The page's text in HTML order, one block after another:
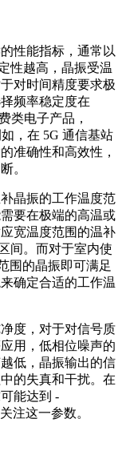
性能指标，通常以
性越高，晶振受温
对时间精度要求极
频率稳定度在
类电子产品，
，在 5G 通信基站
准确性和高效性，
。
晶振的工作温度范
要在极端的高温或
宽温度范围的温补
间。而对于室内使
围的晶振即可满足
确定合适的工作温
度，对于对信号质
用，低相位噪声的
低，晶振输出的信
的失真和干扰。在
能达到 -
注这一参数。